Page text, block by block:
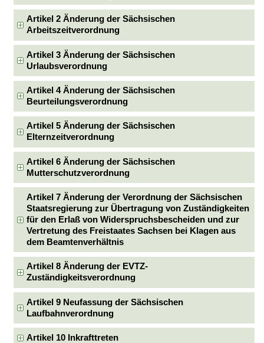
Artikel 2 Änderung der Sächsischen
Arbeitszeitverordnung
Artikel 3 Änderung der Sächsischen
Urlaubsverordnung
Artikel 4 Änderung der Sächsischen
Beurteilungsverordnung
Artikel 5 Änderung der Sächsischen
Elternzeitverordnung
Artikel 6 Änderung der Sächsischen
Mutterschutzverordnung
Artikel 7 Änderung der Verordnung der Sächsischen
Staatsregierung zur Übertragung von Zuständigkeiten
für den Erlaß von Widerspruchsbescheiden und zur
Vertretung des Freistaates Sachsen bei Klagen aus
dem Beamtenverhältnis
Artikel 8 Änderung der EVTZ-
Zuständigkeitsverordnung
Artikel 9 Neufassung der Sächsischen
Laufbahnverordnung
Artikel 10 Inkrafttreten